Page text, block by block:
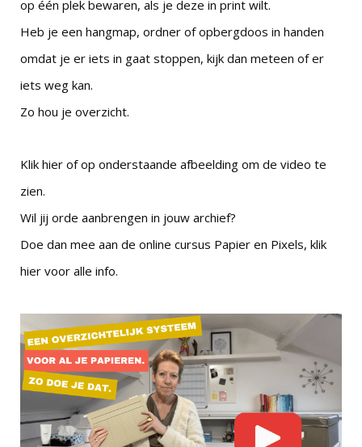
op één plek bewaren, als je deze in print wilt.
Heb je een hangmap, ordner of opbergdoos in handen
omdat je er iets in gaat stoppen, kijk dan meteen of er
iets weg kan.
Zo hou je overzicht.
Klik hier of op onderstaande afbeelding om de video te
zien.
Wil jij orde aanbrengen in jouw archief?
Doe dan mee aan de online cursus Papier en Pixels, klik
hier voor alle info.